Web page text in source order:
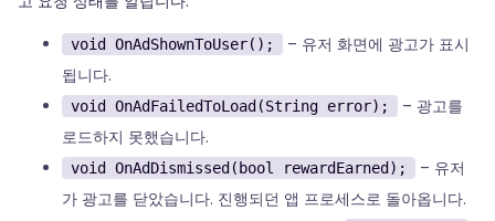
void OnAdShownToUser();
– 유저 화면에 광고가 표시
됩니다.
void OnAdFailedToLoad(String error);
– 광고를
로드하지 못했습니다.
void OnAdDismissed(bool rewardEarned);
– 유저
가 광고를 닫았습니다. 진행되던 앱 프로세스로 돌아옵니다.